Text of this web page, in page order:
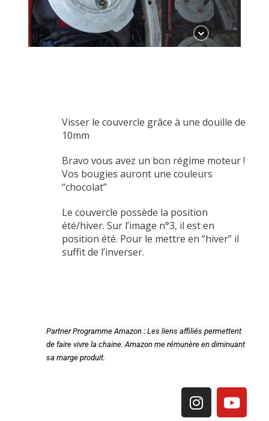
Visser le couvercle grâce à une douille de
10mm
Bravo vous avez un bon régime moteur !
Vos bougies auront une couleurs
“chocolat”
Le couvercle possède la position
été/hiver. Sur l’image n°3, il est en
position été. Pour le mettre en “hiver” il
suffit de l’inverser.
Partner Programme Amazon : Les liens affiliés permettent
de faire vivre la chaine. Amazon me rémunère en diminuant
sa marge produit.